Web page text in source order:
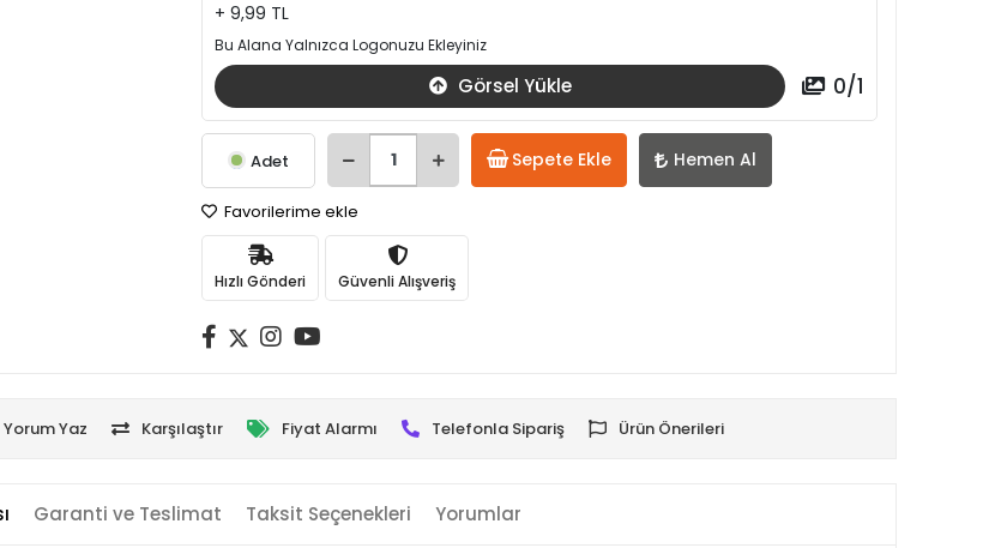
+ 9,99 TL
Bu Alana Yalnızca Logonuzu Ekleyiniz
Görsel Yükle 0/1
Adet Sepete Ekle Hemen Al
Favorilerime ekle
Hızlı Gönderi Güvenli Alışveriş
Yorum Yaz Karşılaştır Fiyat Alarmı Telefonla Sipariş Ürün Önerileri
Garanti ve Teslimat Taksit Seçenekleri Yorumlar